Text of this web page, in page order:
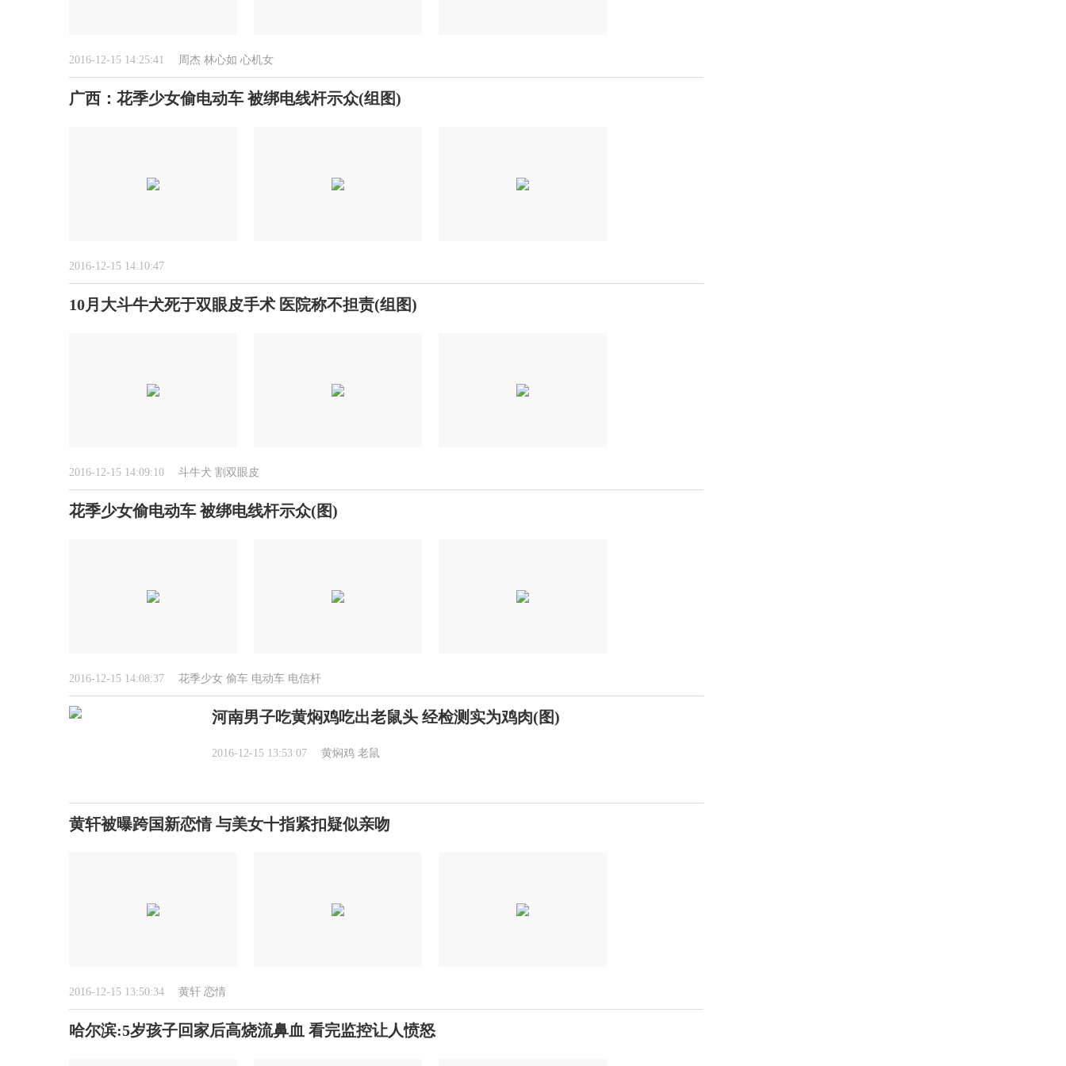
2016-12-15 14:25:41 周杰 林心如 心机女
广西：花季少女偷电动车 被绑电线杆示众(组图)
2016-12-15 14:10:47
10月大斗牛犬死于双眼皮手术 医院称不担责(组图)
2016-12-15 14:09:10 斗牛犬 割双眼皮
花季少女偷电动车 被绑电线杆示众(图)
2016-12-15 14:08:37 花季少女 偷车 电动车 电信杆
河南男子吃黄焖鸡吃出老鼠头 经检测实为鸡肉(图)
2016-12-15 13:53:07 黄焖鸡 老鼠
黄轩被曝跨国新恋情 与美女十指紧扣疑似亲吻
2016-12-15 13:50:34 黄轩 恋情
哈尔滨:5岁孩子回家后高烧流鼻血 看完监控让人愤怒